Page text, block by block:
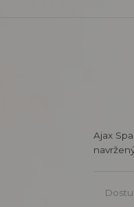
Ajax